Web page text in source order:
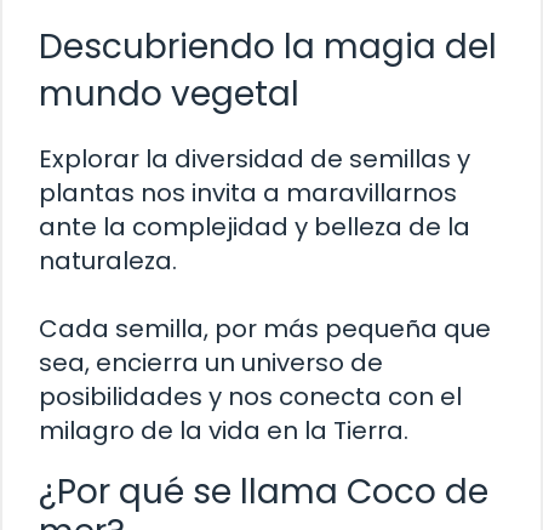
Descubriendo la magia del
mundo vegetal
Explorar la diversidad de semillas y
plantas nos invita a maravillarnos
ante la complejidad y belleza de la
naturaleza.
Cada semilla, por más pequeña que
sea, encierra un universo de
posibilidades y nos conecta con el
milagro de la vida en la Tierra.
¿Por qué se llama Coco de